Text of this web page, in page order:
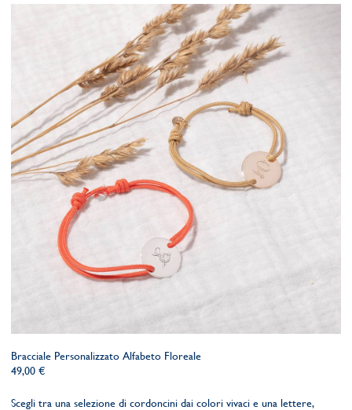
Bracciale Personalizzato Alfabeto Floreale
49,00 €
Scegli tra una selezione di cordoncini dai colori vivaci e una lettere,